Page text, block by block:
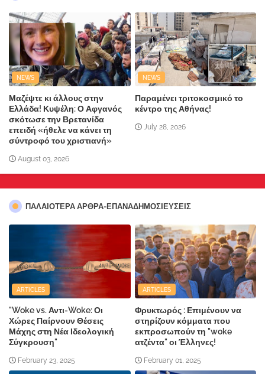
NEWS
Μαζέψτε κι άλλους στην
Ελλάδα! Κυψέλη: Ο Αφγανός
σκότωσε την Βρετανίδα
επειδή «ήθελε να κάνει τη
σύντροφό του χριστιανή»
August 03, 2026
NEWS
Παραμένει τριτοκοσμικό το
κέντρο της Αθήνας!
July 28, 2026
ΠΑΛΑΙΟΤΕΡΑ ΑΡΘΡΑ-ΕΠΑΝΑΔΗΜΟΣΙΕΥΣΕΙΣ
ARTICLES
"Woke vs. Αντι-Woke: Οι
Χώρες Παίρνουν Θέσεις
Μάχης στη Νέα Ιδεολογική
Σύγκρουση"
February 23, 2025
ARTICLES
Φρυκτωρός : Επιμένουν να
στηρίζουν κόμματα που
εκπροσωπούν τη "woke
ατζέντα" οι Έλληνες!
February 01, 2025